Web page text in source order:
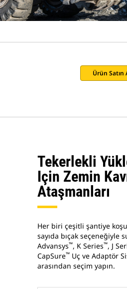
Ürün Satın
Tekerlekli
Için Zemin
Ataşmanları
Her biri çeşitli şantiye
sayıda bıçak seçeneğiyle
Advansys™, K Series™, J
CapSure™ Uç ve Adaptör
arasından seçim yapın.